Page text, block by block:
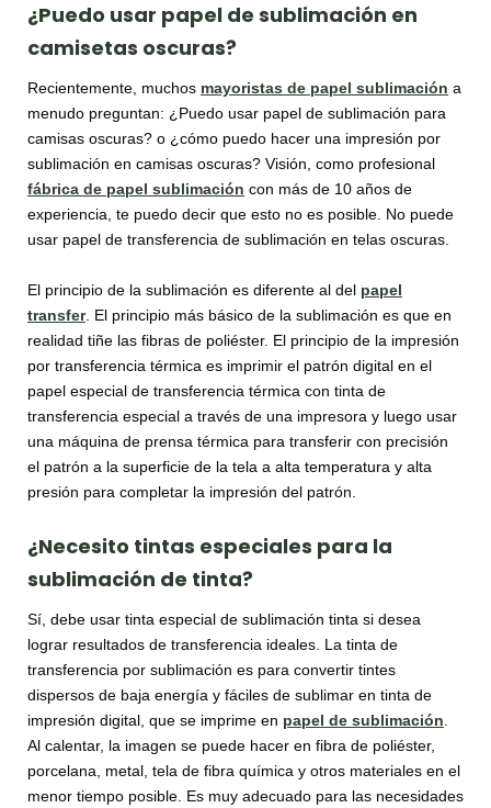
¿Puedo usar papel de sublimación en
camisetas oscuras?
Recientemente, muchos mayoristas de papel sublimación a
menudo preguntan: ¿Puedo usar papel de sublimación para
camisas oscuras? o ¿cómo puedo hacer una impresión por
sublimación en camisas oscuras? Visión, como profesional
fábrica de papel sublimación con más de 10 años de
experiencia, te puedo decir que esto no es posible. No puede
usar papel de transferencia de sublimación en telas oscuras.
El principio de la sublimación es diferente al del papel
transfer. El principio más básico de la sublimación es que en
realidad tiñe las fibras de poliéster. El principio de la impresión
por transferencia térmica es imprimir el patrón digital en el
papel especial de transferencia térmica con tinta de
transferencia especial a través de una impresora y luego usar
una máquina de prensa térmica para transferir con precisión
el patrón a la superficie de la tela a alta temperatura y alta
presión para completar la impresión del patrón.
¿Necesito tintas especiales para la
sublimación de tinta?
Sí, debe usar tinta especial de sublimación tinta si desea
lograr resultados de transferencia ideales. La tinta de
transferencia por sublimación es para convertir tintes
dispersos de baja energía y fáciles de sublimar en tinta de
impresión digital, que se imprime en papel de sublimación
Al calentar, la imagen se puede hacer en fibra de poliéster,
porcelana, metal, tela de fibra química y otros materiales en el
menor tiempo posible. Es muy adecuado para las necesidades